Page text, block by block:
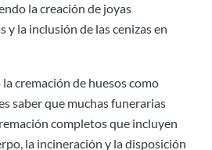
la creación de joyas
y la inclusión de las cenizas en
cremación de huesos como
saber que muchas funerarias
completos que incluyen
la incineración y la disposición